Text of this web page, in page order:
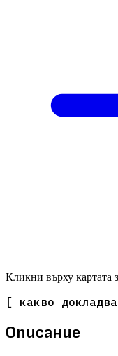
Кликни върху картата
[ какво
Описание